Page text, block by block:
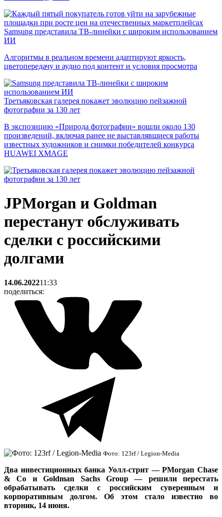
Samsung представила ТВ-линейки с широким использованием
ИИ
Алгоритмы в реальном времени адаптируют яркость,
цветопередачу и аудио под контент и условия просмотра
Третьяковская галерея покажет эволюцию пейзажной
фотографии за 130 лет
В экспозицию «Природа фотографии» вошли около 130
произведений, включая ранее не выставлявшиеся работы
известных художников и снимки победителей конкурса
HUAWEI XMAGE
JPMorgan и Goldman
перестанут обслуживать
сделки с российскими
долгами
14.06.202211:33
поделиться:
Фото: 123rf / Legion-Media
Два инвестиционных банка Уолл-стрит — PMorgan Chase
& Co и Goldman Sachs Group — решили перестать
обрабатывать сделки с российским суверенным и
корпоративным долгом. Об этом стало известно во
вторник, 14 июня.